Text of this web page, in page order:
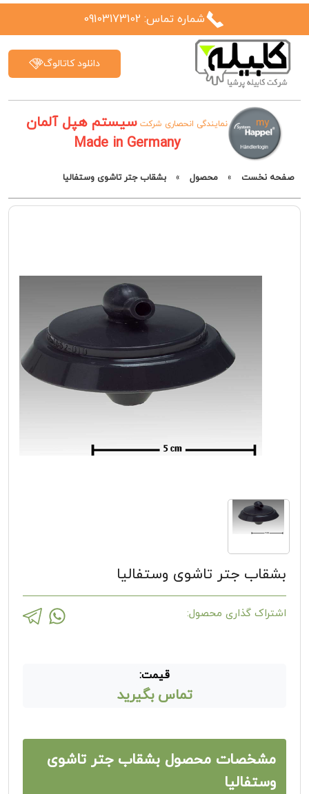
نمایندگی انحصاری شرکت سیستم هپل آلمان
Made in Germany
دانلود کاتالوگ
شماره تماس: 09103173102
صفحه نخست » محصول » بشقاب جتر تاشوی وستفالیا
بشقاب جتر تاشوی وستفالیا
اشتراک گذاری محصول:
قیمت:
تماس بگیرید
مشخصات محصول بشقاب جتر تاشوی
وستفالیا